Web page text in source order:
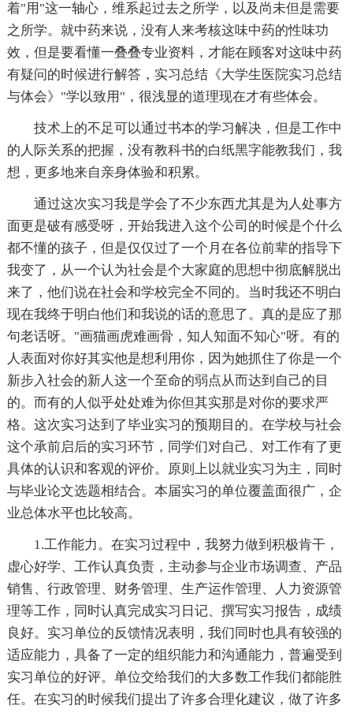
着"用"这一轴心，维系起过去之所学，以及尚未但是需要
之所学。就中药来说，没有人来考核这味中药的性味功
效，但是要看懂一叠叠专业资料，才能在顾客对这味中药
有疑问的时候进行解答，实习总结《大学生医院实习总结
与体会》"学以致用"，很浅显的道理现在才有些体会。
技术上的不足可以通过书本的学习解决，但是工作中
的人际关系的把握，没有教科书的白纸黑字能教我们，我
想，更多地来自亲身体验和积累。
通过这次实习我是学会了不少东西尤其是为人处事方
面更是破有感受呀，开始我进入这个公司的时候是个什么
都不懂的孩子，但是仅仅过了一个月在各位前辈的指导下
我变了，从一个认为社会是个大家庭的思想中彻底解脱出
来了，他们说在社会和学校完全不同的。当时我还不明白
现在我终于明白他们和我说的话的意思了。真的是应了那
句老话呀。"画猫画虎难画骨，知人知面不知心"呀。有的
人表面对你好其实他是想利用你，因为她抓住了你是一个
新步入社会的新人这一个至命的弱点从而达到自己的目
的。而有的人似乎处处难为你但其实那是对你的要求严
格。这次实习达到了毕业实习的预期目的。在学校与社会
这个承前启后的实习环节，同学们对自己、对工作有了更
具体的认识和客观的评价。原则上以就业实习为主，同时
与毕业论文选题相结合。本届实习的单位覆盖面很广，企
业总体水平也比较高。
1.工作能力。在实习过程中，我努力做到积极肯干，
虚心好学、工作认真负责，主动参与企业市场调查、产品
销售、行政管理、财务管理、生产运作管理、人力资源管
理等工作，同时认真完成实习日记、撰写实习报告，成绩
良好。实习单位的反馈情况表明，我们同时也具有较强的
适应能力，具备了一定的组织能力和沟通能力，普遍受到
实习单位的好评。单位交给我们的大多数工作我们都能胜
任。在实习的时候我们提出了许多合理化建议，做了许多